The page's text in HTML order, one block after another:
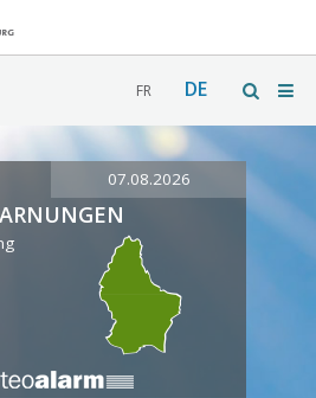
FR DE
07.08.2026